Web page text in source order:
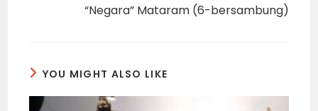
“Negara” Mataram (6-bersambung)
YOU MIGHT ALSO LIKE